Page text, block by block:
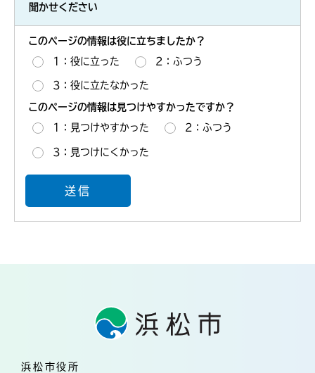
聞かせください
このページの情報は役に立ちましたか？
1：役に立った 2：ふつう
3：役に立たなかった
このページの情報は見つけやすかったですか？
1：見つけやすかった 2：ふつう
3：見つけにくかった
浜松市役所